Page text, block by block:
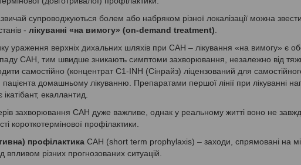
супроводжуються болем або набряком різної локалізації можна
- лікуванні «на вимогу» (оn-demand treatment)
ураження верхніх дихальних шляхів при САН – лікування «на вимогу» є
САН, тим швидше зникають симптоми захворювання, незалежно від
самостійно (концентрат C1-INH (Сінрайз) ліцензований для
домашньому лікуванню. Препаратами першої лінії при лікуванні
екаллантид.
захворювання САН дуже важливе, однак у реальному житті воно не
короткотермінової профілактики.
профілактика САН (short term prophylaxis) – заходи, спрямовані на
різних прогнозованих ситуацій.